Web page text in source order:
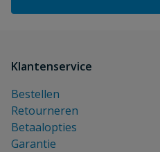
Klantenservice
Bestellen
Retourneren
Betaalopties
Garantie